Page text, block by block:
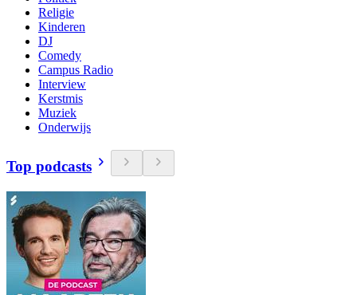
Religie
Kinderen
DJ
Comedy
Campus Radio
Interview
Kerstmis
Muziek
Onderwijs
Top podcasts